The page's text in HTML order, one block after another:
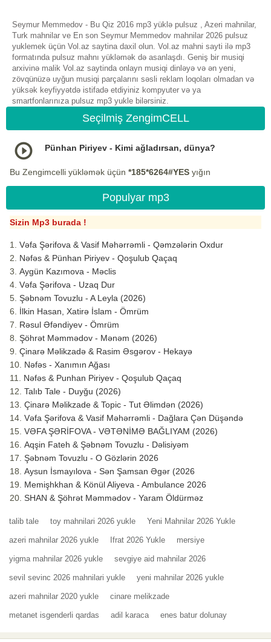
Seymur Memmedov - Bu Qiz 2016 mp3 yüklə pulsuz , Azeri mahnilar,
Turk mahnilar ve En son Seymur Memmedov mahnilar 2026 pulsuz
yuklemek üçün Vol.az saytina daxil olun. Vol.az mahni sayti ilə mp3
formatında pulsuz mahnı yükləmək də asanlaşdı. Geniş bir musiqi
arxivinə malik Vol.az saytinda onlayn musiqi dinləyə və ən yeni,
zövqünüzə uyğun musiqi parçalarını səsli reklam loqoları olmadan və
yüksək keyfiyyətdə istifadə etdiyiniz kompyuter və ya
smartfonlarınıza pulsuz mp3 yukle bilərsiniz.
Seçilmiş ZengimCELL
Pünhan Piriyev - Kimi ağladırsan, dünya?
Bu Zengimcelli yükləmək üçün *185*6264#YES yığın
Populyar mp3
Sizin Mp3 burada !
Vəfa Şərifova & Vasif Məhərrəmli - Qəmzələrin Oxdur
Nəfəs & Pünhan Piriyev - Qoşulub Qaçaq
Aygün Kazımova - Məclis
Vəfa Şərifova - Uzaq Dur
Şəbnəm Tovuzlu - A Leyla (2026)
İlkin Hasan, Xatirə İslam - Ömrüm
Rəsul Əfəndiyev - Ömrüm
Şöhrət Məmmədov - Mənəm (2026)
Çinarə Məlikzadə & Rasim Əsgərov - Hekayə
Nəfəs - Xanımın Ağası
Nəfəs & Punhan Piriyev - Qoşulub Qaçaq
Talıb Tale - Duyğu (2026)
Çinarə Məlikzade & Topic - Tut Əlimdən (2026)
Vəfa Şərifova & Vasif Məhərrəmli - Dağlara Çən Düşəndə
VƏFA ŞƏRİFOVA - VƏTƏNİMƏ BAĞLIYAM (2026)
Aqşin Fateh & Şəbnəm Tovuzlu - Dəlisiyəm
Şəbnəm Tovuzlu - O Gözlərin 2026
Aysun İsmayılova - Sən Şamsan Əgər (2026
Memişhkhan & Könül Aliyeva - Ambulance 2026
SHAN & Şöhrət Məmmədov - Yaram Öldürməz
talib tale toy mahnilari 2026 yukle Yeni Mahnilar 2026 Yukle
azeri mahnilar 2026 yukle Ifrat 2026 Yukle mersiye
yigma mahnilar 2026 yukle sevgiye aid mahnilar 2026
sevil sevinc 2026 mahnilari yukle yeni mahnilar 2026 yukle
azeri mahnilar 2020 yukle cinare melikzade
metanet isgenderli qardas adil karaca enes batur dolunay